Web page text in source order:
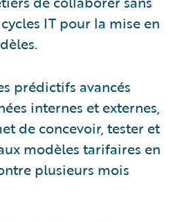
IT pour la mise en
prédictifs avancés
internes et externes,
de concevoir, tester et
modèles tarifaires en
plusieurs mois